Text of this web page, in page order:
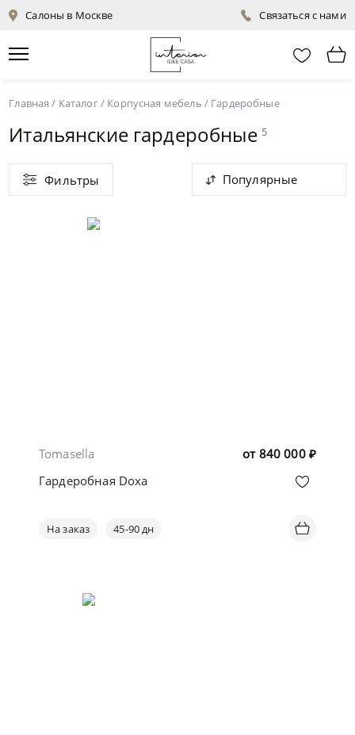
Салоны в Москве Связаться с нами
Главная / Каталог/ Корпусная мебель / Гардеробные
Итальянские гардеробные 5
Фильтры Популярные
от 840 000 ₽
Tomasella
Гардеробная Doxa
На заказ 45-90 дн